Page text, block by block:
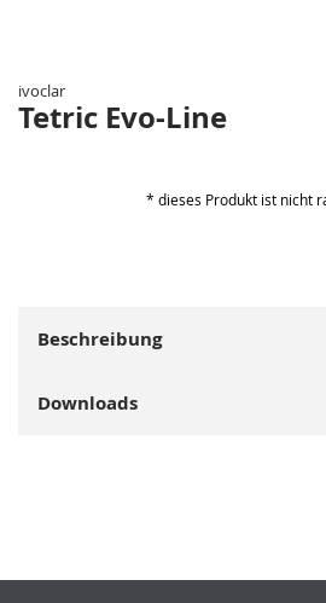
Bildergalerie
springen
ivoclar
Tetric Evo-Line
* dieses Produkt ist nicht
Beschreibung
Downloads